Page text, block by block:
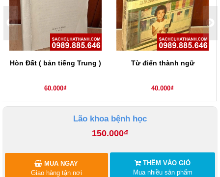
Hòn Đất ( bản tiếng Trung )
60.000₫
Từ điển thành ngữ
40.000₫
Lão khoa bệnh học
150.000₫
THÊM VÀO GIỎ
Mua nhiều sản phẩm
MUA NGAY
Giao hàng tận nơi